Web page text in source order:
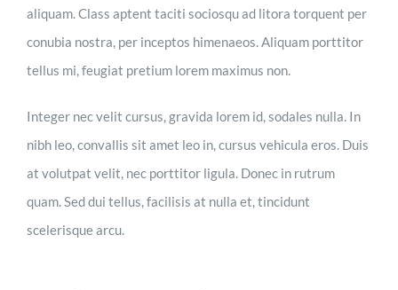
aliquam. Class aptent taciti sociosqu ad litora torquent per
conubia nostra, per inceptos himenaeos. Aliquam porttitor
tellus mi, feugiat pretium lorem maximus non.
Integer nec velit cursus, gravida lorem id, sodales nulla. In
nibh leo, convallis sit amet leo in, cursus vehicula eros. Duis
at volutpat velit, nec porttitor ligula. Donec in rutrum
quam. Sed dui tellus, facilisis at nulla et, tincidunt
scelerisque arcu.